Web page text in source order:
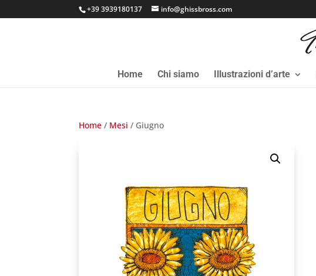
+39 3939180137 info@ghissbross.com
Home Chi siamo Illustrazioni d’arte
Home / Mesi / Giugno